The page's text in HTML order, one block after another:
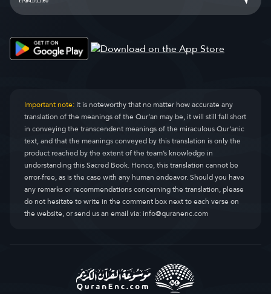
Important note:It is noteworthy that no matter how accurate any
translation of the meanings of the Qur’an may be, it will still fall short
in conveying the transcendent meanings of the miraculous Qur’anic
text, and that the meanings conveyed by this translation is only the
product reached by the extent of the team’s knowledge in
understanding this Sacred Book. Hence, this translation cannot be
error-free, as is the case with any human endeavor. Should you have
any remarks or recommendations concerning the translation, please
do not hesitate to write in the comment box next to each verse on
the website, or send us an email via:info@quranenc.com